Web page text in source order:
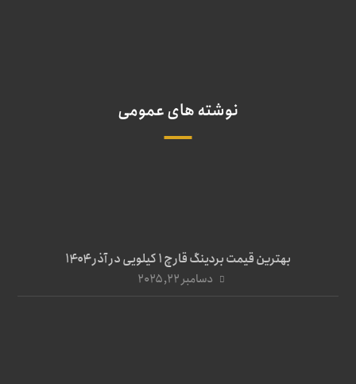
نوشته های عمومی
بهترین قیمت بردینگ قارچ 1 کیلویی در آذر ۱۴۰۴
دسامبر ۲۲, ۲۰۲۵